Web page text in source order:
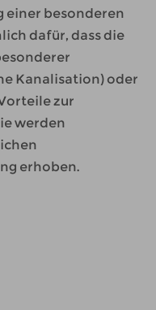
einer besonderen
dafür, dass die
Kanalisation) oder
zur
werden
erhoben.